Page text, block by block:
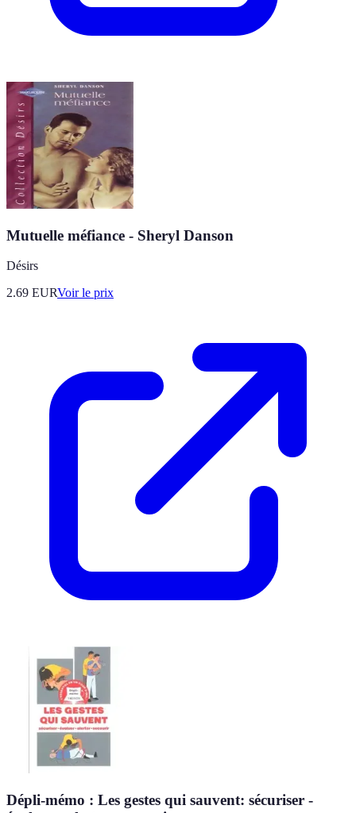
Mutuelle méfiance - Sheryl Danson
Désirs
2.69 EURVoir le prix
Dépli-mémo : Les gestes qui sauvent: sécuriser -